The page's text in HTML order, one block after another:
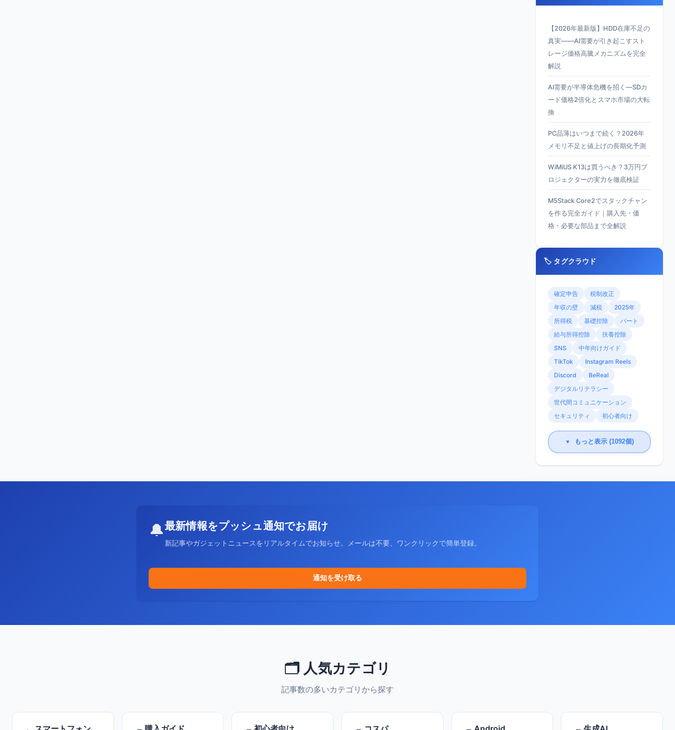
【2026年最新版】HDD在庫不足の
真実——AI需要が引き起こすスト
レージ価格高騰メカニズムを完全
解説
AI需要が半導体危機を招く—SDカ
ード価格2倍化とスマホ市場の大転
換
PC品薄はいつまで続く？2026年
メモリ不足と値上げの長期化予測
WiMiUS K13は買うべき？3万円プ
ロジェクターの実力を徹底検証
M5Stack Core2でスタックチャン
を作る完全ガイド｜購入先・価
格・必要な部品まで全解説
🏷️ タグクラウド
確定申告
税制改正
年収の壁
減税
2025年
所得税
基礎控除
パート
給与所得控除
扶養控除
SNS
中年向けガイド
TikTok
Instagram Reels
Discord
BeReal
デジタルリテラシー
世代間コミュニケーション
セキュリティ
初心者向け
▼ もっと表示 (1092個)
🔔最新情報をプッシュ通知でお届け
新記事やガジェットニュースをリアルタイムでお知らせ。メールは不要、ワンクリックで簡単登録。
通知を受け取る
🗂️ 人気カテゴリ
記事数の多いカテゴリから探す